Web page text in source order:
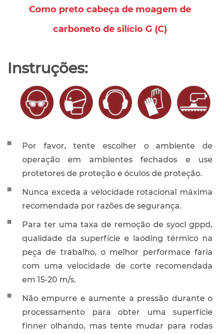
Como preto cabeça de moagem de
carboneto de silício G (C)
Instruções:
Por favor, tente escolher o ambiente de
operação em ambientes fechados e use
protetores de proteção e óculos de proteção.
Nunca exceda a velocidade rotacional máxima
recomendada por razões de segurança.
Para ter uma taxa de remoção de syocl gppd,
qualidade da superfície e laoding térmico na
peça de trabalho, o melhor performace faria
com uma velocidade de corte recomendada
em 15-20 m/s.
Não empurre e aumente a pressão durante o
processamento para obter uma superfície
finner olhando, mas tente mudar para rodas